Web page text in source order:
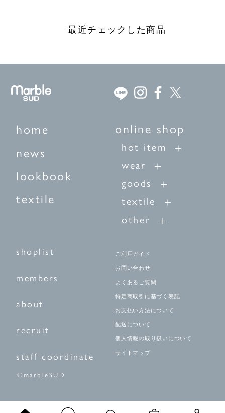
最近チェックした商品
home
news
lookbook
textile
online shop
hot item
wear
goods
textile
other
shoplist
members
about
recruit
staff coordinate
ご利用ガイド
お問い合わせ
よくあるご質問
特定商取引に基づく表記
お支払い方法について
配送について
個人情報の取り扱いについて
サイトマップ
©marbleSUD